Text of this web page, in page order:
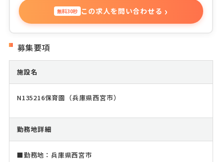
無料30秒 この求人を問い合わせる ›
募集要項
施設名
N135216保育園（兵庫県西宮市）
勤務地詳細
■勤務地：兵庫県西宮市